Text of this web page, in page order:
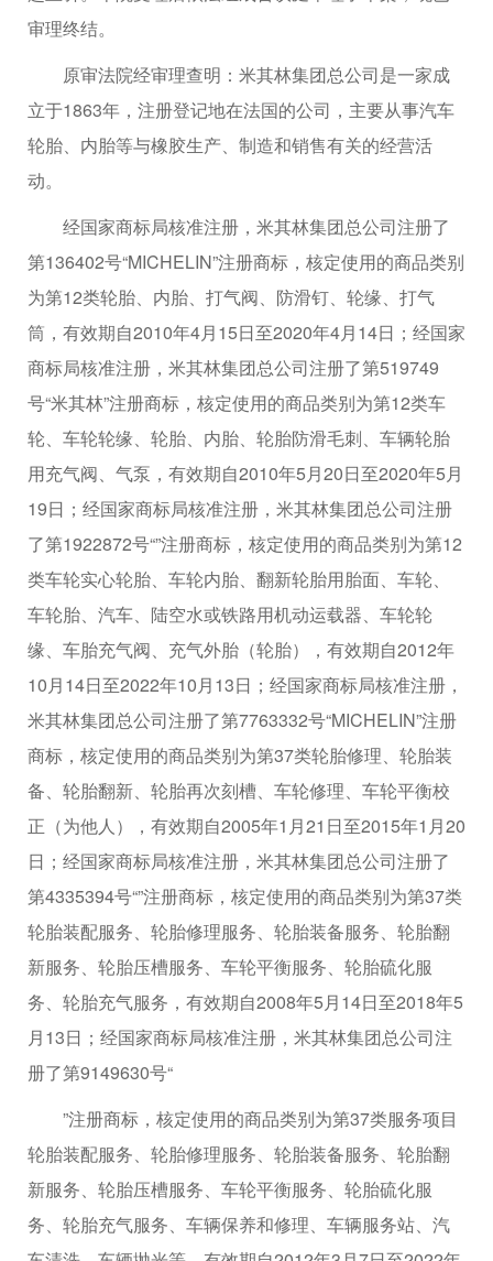
审理终结。
原审法院经审理查明：米其林集团总公司是一家成
立于1863年，注册登记地在法国的公司，主要从事汽车
轮胎、内胎等与橡胶生产、制造和销售有关的经营活
动。
经国家商标局核准注册，米其林集团总公司注册了
第136402号“MICHELIN”注册商标，核定使用的商品类别
为第12类轮胎、内胎、打气阀、防滑钉、轮缘、打气
筒，有效期自2010年4月15日至2020年4月14日；经国家
商标局核准注册，米其林集团总公司注册了第519749
号“米其林”注册商标，核定使用的商品类别为第12类车
轮、车轮轮缘、轮胎、内胎、轮胎防滑毛刺、车辆轮胎
用充气阀、气泵，有效期自2010年5月20日至2020年5月
19日；经国家商标局核准注册，米其林集团总公司注册
了第1922872号“”注册商标，核定使用的商品类别为第12
类车轮实心轮胎、车轮内胎、翻新轮胎用胎面、车轮、
车轮胎、汽车、陆空水或铁路用机动运载器、车轮轮
缘、车胎充气阀、充气外胎（轮胎），有效期自2012年
10月14日至2022年10月13日；经国家商标局核准注册，
米其林集团总公司注册了第7763332号“MICHELIN”注册
商标，核定使用的商品类别为第37类轮胎修理、轮胎装
备、轮胎翻新、轮胎再次刻槽、车轮修理、车轮平衡校
正（为他人），有效期自2005年1月21日至2015年1月20
日；经国家商标局核准注册，米其林集团总公司注册了
第4335394号“”注册商标，核定使用的商品类别为第37类
轮胎装配服务、轮胎修理服务、轮胎装备服务、轮胎翻
新服务、轮胎压槽服务、车轮平衡服务、轮胎硫化服
务、轮胎充气服务，有效期自2008年5月14日至2018年5
月13日；经国家商标局核准注册，米其林集团总公司注
册了第9149630号“
”注册商标，核定使用的商品类别为第37类服务项目
轮胎装配服务、轮胎修理服务、轮胎装备服务、轮胎翻
新服务、轮胎压槽服务、车轮平衡服务、轮胎硫化服
务、轮胎充气服务、车辆保养和修理、车辆服务站、汽